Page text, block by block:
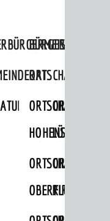
ORTSCHAFTSRÄTE
ORTSCHAFTSRAT
HOHENSACHSEN
ORTSCHAFTSRAT